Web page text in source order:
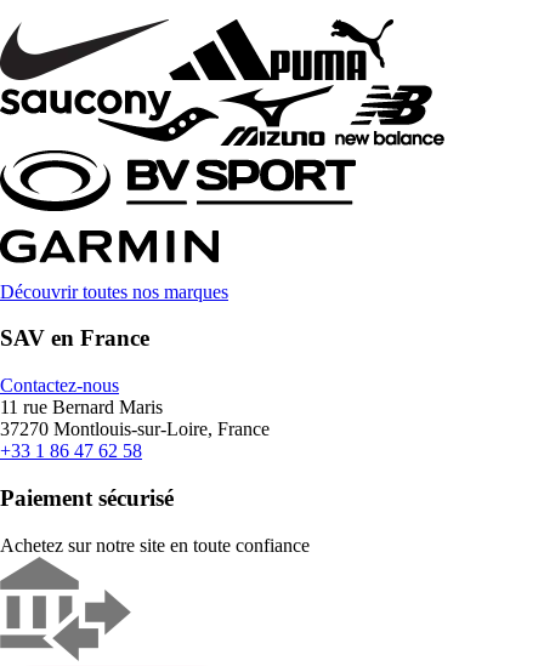
Découvrir toutes nos marques
SAV en France
Contactez-nous
11 rue Bernard Maris
37270 Montlouis-sur-Loire, France
+33 1 86 47 62 58
Paiement sécurisé
Achetez sur notre site en toute confiance